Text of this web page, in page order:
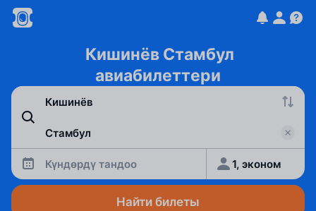
Кишинёв Стамбул
авиабилеттери
Күндөрдү тандоо 1, эконом
Найти билеты